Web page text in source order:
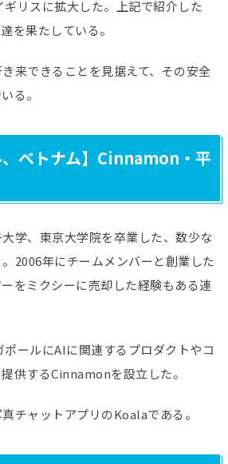
リスに拡大した。上記で紹介した
を果たしている。
来できることを見据えて、その安全
る。
、ベトナム】Cinnamon・平
学、東京大学院を卒業した、数少な
2006年にチームメンバーと創業した
をミクシーに売却した経験もある連
ールにAIに関連するプロダクトやコ
供するCinnamonを設立した。
チャットアプリのKoalaである。